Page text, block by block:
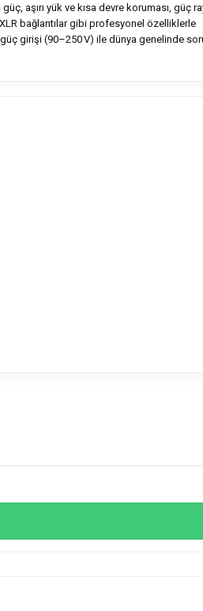
aşırı yük ve kısa devre koruması, güç
bağlantılar gibi profesyonel özelliklerle
güç girişi (90–250 V) ile dünya genelinde